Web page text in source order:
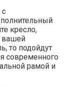
с
кресло,
вашей
то подойдут
современного
рамой и